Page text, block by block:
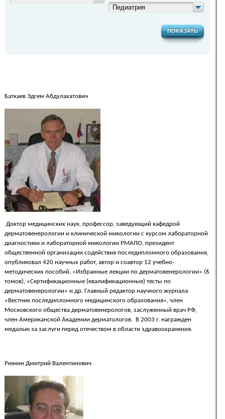
Педиатрия
ПОКАЗАТЬ
Баткаев Эдгем Абдулахатович
Доктор медицинских наук, профессор, заведующий кафедрой
дерматовенерологии и клинической микологии с курсом лабораторной
диагностики и лабораторной микологии РМАПО, президент
общественной организации содействия последипломного образования,
опубликовал 420 научных работ, автор и соавтор 12 учебно-
методических пособий, «Избранные лекции по дерматовенерологии» (6
томов), «Сертификационные (квалификационные) тесты по
дерматовенерологии» и др. Главный редактор научного журнала
«Вестник последипломного медицинского образования», член
Московского общества дерматовенерологов, заслуженный врач РФ,
член Американской Академии дерматологов. В 2003 г. награжден
медалью за заслуги перед отечеством в области здравоохранения.
Рюмин Дмитрий Валентинович